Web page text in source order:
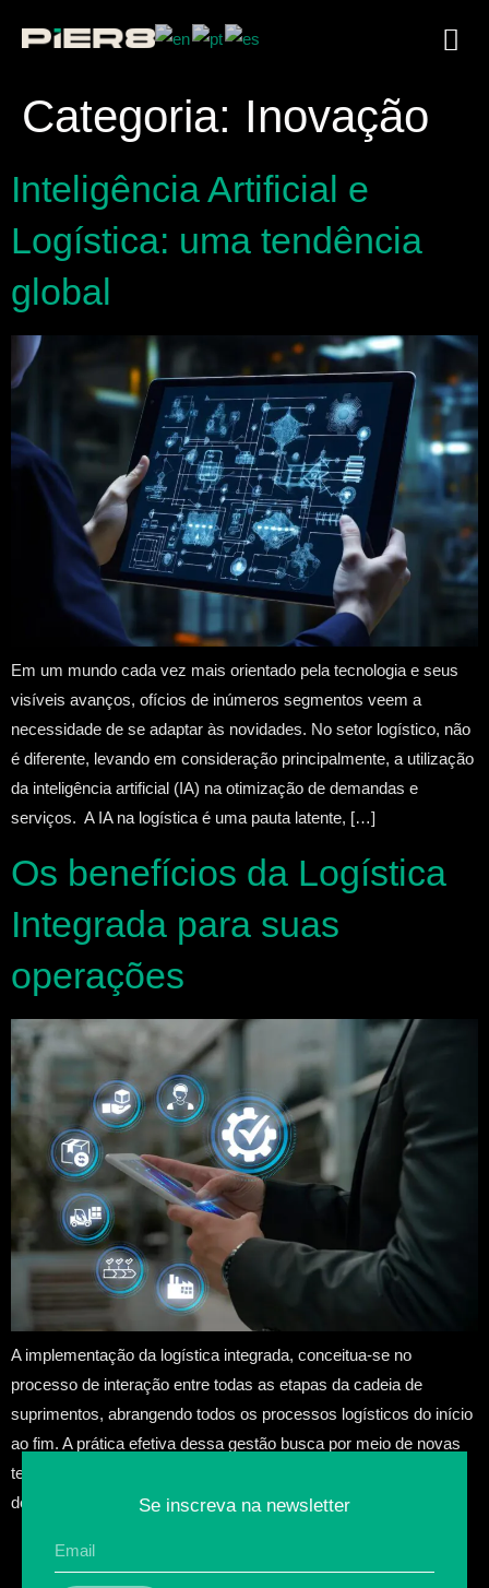
Categoria: Inovação
Inteligência Artificial e
Logística: uma tendência
global
Em um mundo cada vez mais orientado pela tecnologia e seus
visíveis avanços, ofícios de inúmeros segmentos veem a
necessidade de se adaptar às novidades. No setor logístico, não
é diferente, levando em consideração principalmente, a utilização
da inteligência artificial (IA) na otimização de demandas e
serviços. A IA na logística é uma pauta latente, […]
Os benefícios da Logística
Integrada para suas
operações
A implementação da logística integrada, conceitua-se no
processo de interação entre todas as etapas da cadeia de
suprimentos, abrangendo todos os processos logísticos do início
ao fim. A prática efetiva dessa gestão busca por meio de novas
tecnologias, o aprimoramento de resultados, a tomada de
decisões com base em estratégia e a redução de custos […]
Se inscreva na newsletter